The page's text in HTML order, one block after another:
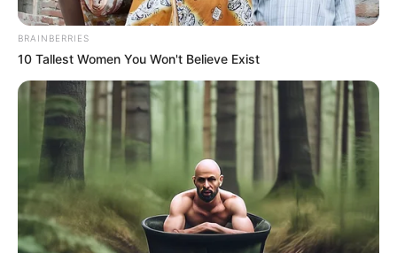
Ya en el lugar, uniformados de la Fuerza Pública
hallaron el cadáver y confirmaron que esta persona
BRAINBERRIES
10 Tallest Women You Won't Believe Exist